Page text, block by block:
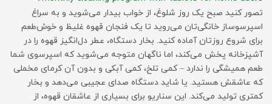
تصور کنید صبح یک روز شلوغ، از خواب بیدار می‌شوید و به سراغ
اسپرسوساز خانگی‌تان می‌روید تا یک فنجان قهوه غلیظ و خوش‌طعم
برای شروع روزتان آماده کنید. بخار دستگاه، عطر دل‌انگیز قهوه را در
آشپزخانه پخش می‌کند، اما ناگهان متوجه می‌شوید که اسپرسوی شما
طعم همیشگی را ندارد – کمی تلخ، کمی آبکی و بدون آن کرمای مخملی
که عاشقش هستید. یا شاید دستگاه صدای عجیبی می‌دهد و بخار
کمتری تولید می‌کند. این سناریو برای بسیاری از عاشقان قهوه، از